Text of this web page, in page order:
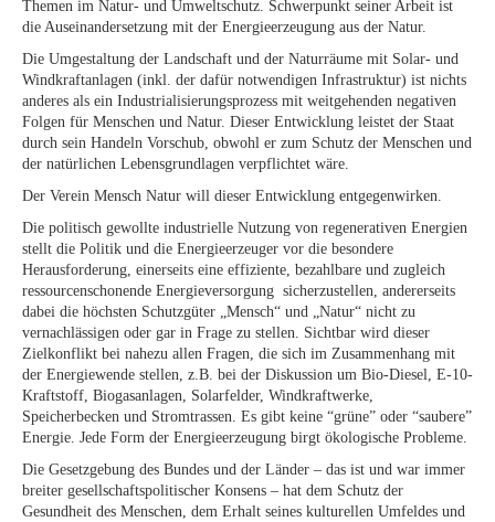
Themen im Natur- und Umweltschutz. Schwerpunkt seiner Arbeit ist
die Auseinandersetzung mit der Energieerzeugung aus der Natur.
Die Umgestaltung der Landschaft und der Naturräume mit Solar- und
Windkraftanlagen (inkl. der dafür notwendigen Infrastruktur) ist nichts
anderes als ein Industrialisierungsprozess mit weitgehenden negativen
Folgen für Menschen und Natur. Dieser Entwicklung leistet der Staat
durch sein Handeln Vorschub, obwohl er zum Schutz der Menschen und
der natürlichen Lebensgrundlagen verpflichtet wäre.
Der Verein Mensch Natur will dieser Entwicklung entgegenwirken.
Die politisch gewollte industrielle Nutzung von regenerativen Energien
stellt die Politik und die Energieerzeuger vor die besondere
Herausforderung, einerseits eine effiziente, bezahlbare und zugleich
ressourcenschonende Energieversorgung sicherzustellen, andererseits
dabei die höchsten Schutzgüter „Mensch“ und „Natur“ nicht zu
vernachlässigen oder gar in Frage zu stellen. Sichtbar wird dieser
Zielkonflikt bei nahezu allen Fragen, die sich im Zusammenhang mit
der Energiewende stellen, z.B. bei der Diskussion um Bio-Diesel, E-10-
Kraftstoff, Biogasanlagen, Solarfelder, Windkraftwerke,
Speicherbecken und Stromtrassen. Es gibt keine “grüne” oder “saubere”
Energie. Jede Form der Energieerzeugung birgt ökologische Probleme.
Die Gesetzgebung des Bundes und der Länder – das ist und war immer
breiter gesellschaftspolitischer Konsens – hat dem Schutz der
Gesundheit des Menschen, dem Erhalt seines kulturellen Umfeldes und